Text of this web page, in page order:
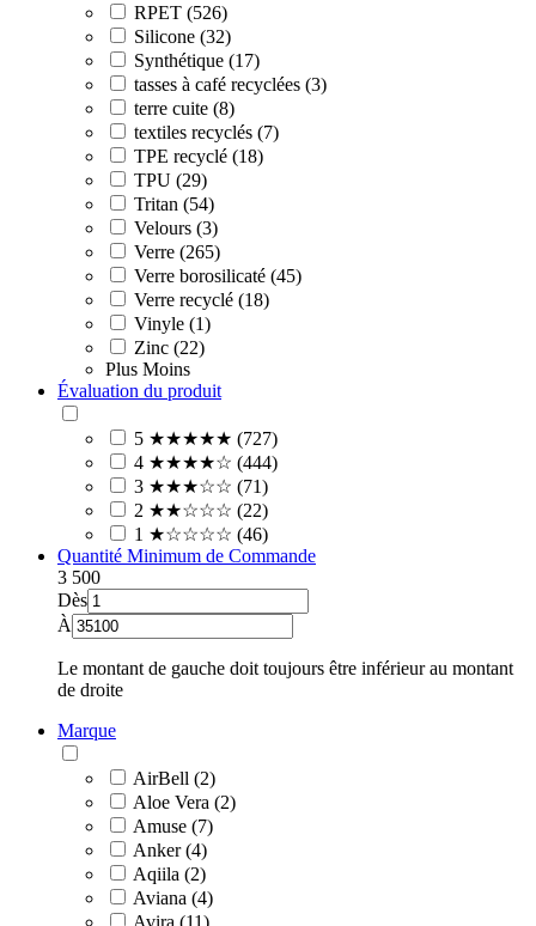
RPET (526)
Silicone (32)
Synthétique (17)
tasses à café recyclées (3)
terre cuite (8)
textiles recyclés (7)
TPE recyclé (18)
TPU (29)
Tritan (54)
Velours (3)
Verre (265)
Verre borosilicaté (45)
Verre recyclé (18)
Vinyle (1)
Zinc (22)
Plus Moins
Évaluation du produit
5 ★★★★★ (727)
4 ★★★★☆ (444)
3 ★★★☆☆ (71)
2 ★★☆☆☆ (22)
1 ★☆☆☆☆ (46)
Quantité Minimum de Commande
3 500
Dès
À
Le montant de gauche doit toujours être inférieur au montant
de droite
Marque
AirBell (2)
Aloe Vera (2)
Amuse (7)
Anker (4)
Aqiila (2)
Aviana (4)
Avira (11)